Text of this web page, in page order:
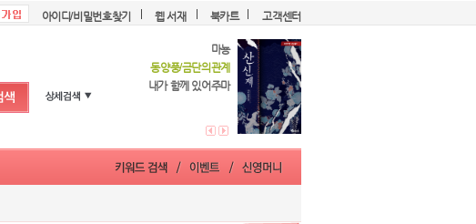
아이디/비밀번호찾기 웹 서재 북카트 고객센터
마뇽
동양풍/금단의관계
내가 함께 있어주마